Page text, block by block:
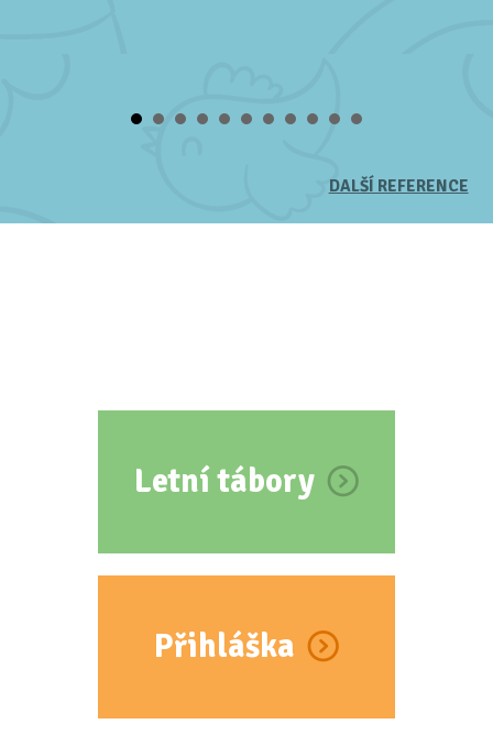
DALŠÍ REFERENCE
Letní tábory
Přihláška